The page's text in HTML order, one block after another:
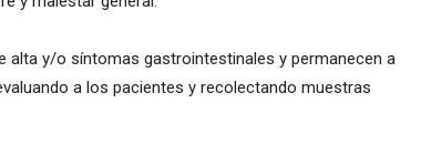
y/o síntomas gastrointestinales y permanecen a
a los pacientes y recolectando muestras